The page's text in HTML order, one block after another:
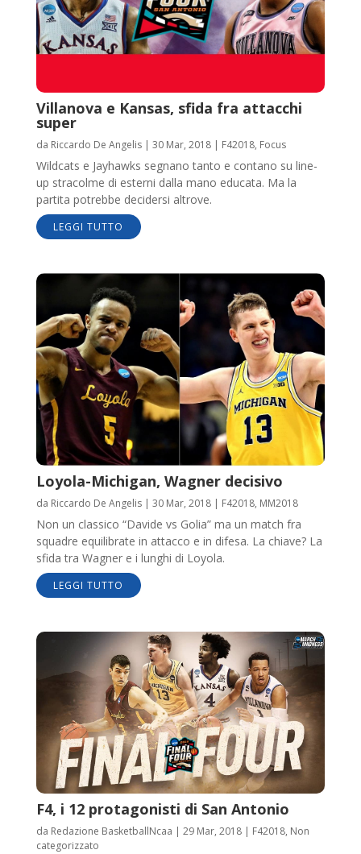
Villanova e Kansas, sfida fra attacchi
super
da Riccardo De Angelis| 30 Mar, 2018| F42018, Focus
Wildcats e Jayhawks segnano tanto e contano su line-
up stracolme di esterni dalla mano educata. Ma la
partita potrebbe decidersi altrove.
LEGGI TUTTO
Loyola-Michigan, Wagner decisivo
da Riccardo De Angelis| 30 Mar, 2018| F42018, MM2018
Non un classico “Davide vs Golia” ma un match fra
squadre equilibrate in attacco e in difesa. La chiave? La
sfida tra Wagner e i lunghi di Loyola.
LEGGI TUTTO
F4, i 12 protagonisti di San Antonio
da Redazione BasketballNcaa | 29 Mar, 2018| F42018, Non
categorizzato